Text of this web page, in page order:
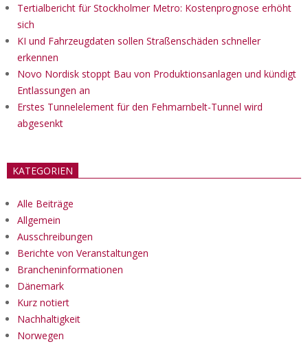
Tertialbericht für Stockholmer Metro: Kostenprognose erhöht
sich
KI und Fahrzeugdaten sollen Straßenschäden schneller
erkennen
Novo Nordisk stoppt Bau von Produktionsanlagen und kündigt
Entlassungen an
Erstes Tunnelelement für den Fehmarnbelt-Tunnel wird
abgesenkt
KATEGORIEN
Alle Beiträge
Allgemein
Ausschreibungen
Berichte von Veranstaltungen
Brancheninformationen
Dänemark
Kurz notiert
Nachhaltigkeit
Norwegen